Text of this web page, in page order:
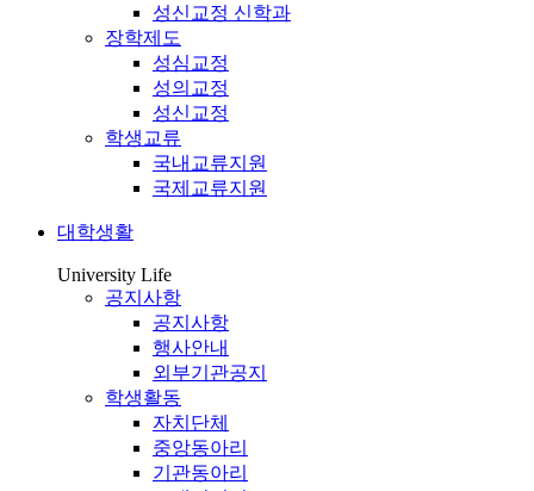
성신교정 신학과
장학제도
성심교정
성의교정
성신교정
학생교류
국내교류지원
국제교류지원
대학생활
University Life
공지사항
공지사항
행사안내
외부기관공지
학생활동
자치단체
중앙동아리
기관동아리